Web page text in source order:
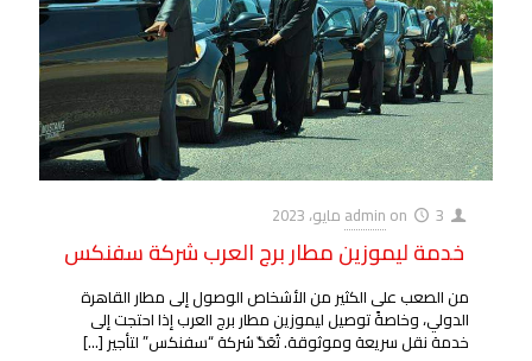
admin on 3 مايو، 2023
خدمة ليموزين مطار برج العرب شركة سفنكس
من الصعب على الكثير من الأشخاص الوصول إلى مطار القاهرة
الدولي، وخاصةً توصيل ليموزين مطار برج العرب إذا احتجت إلى
خدمة نقل سريعة وموثوقة. تُعَدّ شركة “سفنكس” لتأجير […]